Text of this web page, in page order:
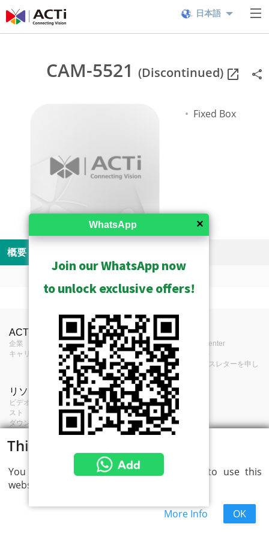
This website uses cookies
You consent to cookies if you continue to use this
website.
OK
More Info
日本語
CAM-5521 (Discontinued)
Fixed Box
概要
製品プロフィール
Fixed Box
ビットレート
28Kbps - 3Mbps
ビットレートモ
ード
固定
マルチストリー
configuration
ネットワーク
IP, TCP, UDP, DHCP, PPPoE, HTTP,
DNS, DDNS, NTP, RTP, RTSP, IGMP,
Manuals & Guides
ACTi Visual Mount Selector (552KB)
道具
カメラセレクター
ACTiは、台湾の物聯網セキュリティ
認証基準（TAICS、TCA）を通過した
製品のリストです
開く
カメラリスト
ACTiのカメラ製品ラインの完全な概
たらすセグメントに分けます。
ACTiについて
企業
キャリア
お問合せ
お問合せ
購入場所
フィードバック
Press Center
イベント
eニュースレターを申し
リソース
ビデオクリップとプレイリ
スト
ダウンロード・センター
プロジェクト・プランナー
プロジェクトの参考文献
項目
サービス項目
個人情報保護方針
クッキー・ポリシ
✕
WhatsApp
Join our WhatsApp now
to unlock exclusive offers!